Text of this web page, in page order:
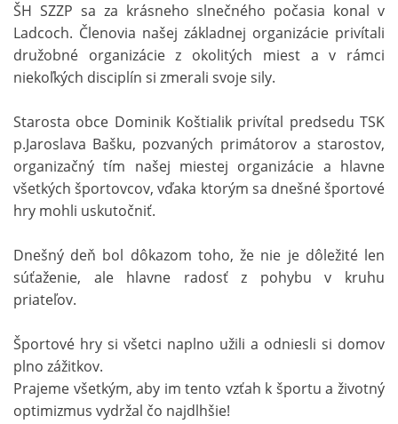
ŠH SZZP sa za krásneho slnečného počasia konal v
Ladcoch. Členovia našej základnej organizácie privítali
družobné organizácie z okolitých miest a v rámci
niekoľkých disciplín si zmerali svoje sily.
Starosta obce Dominik Koštialik privítal predsedu TSK
p.Jaroslava Bašku, pozvaných primátorov a starostov,
organizačný tím našej miestej organizácie a hlavne
všetkých športovcov, vďaka ktorým sa dnešné športové
hry mohli uskutočniť.
Dnešný deň bol dôkazom toho, že nie je dôležité len
súťaženie, ale hlavne radosť z pohybu v kruhu
priateľov.
Športové hry si všetci naplno užili a odniesli si domov
plno zážitkov.
Prajeme všetkým, aby im tento vzťah k športu a životný
optimizmus vydržal čo najdlhšie!